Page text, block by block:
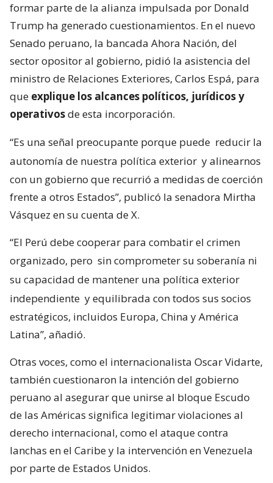
formar parte de la alianza impulsada por Donald
Trump ha generado cuestionamientos. En el nuevo
Senado peruano, la bancada Ahora Nación, del
sector opositor al gobierno, pidió la asistencia del
ministro de Relaciones Exteriores, Carlos Espá, para
que explique los alcances políticos, jurídicos y
operativosde esta incorporación.
“Es una señal preocupante porque puede reducir la
autonomía de nuestra política exterior y alinearnos
con un gobierno que recurrió a medidas de coerción
frente a otros Estados”, publicó la senadora Mirtha
Vásquez en su cuenta de X.
“El Perú debe cooperar para combatir el crimen
organizado, pero sin comprometer su soberanía ni
su capacidad de mantener una política exterior
independiente y equilibrada con todos sus socios
estratégicos, incluidos Europa, China y América
Latina”, añadió.
Otras voces, como el internacionalista Oscar Vidarte,
también cuestionaron la intención del gobierno
peruano al asegurar que unirse al bloque Escudo
de las Américas significa legitimar violaciones al
derecho internacional, como el ataque contra
lanchas en el Caribe y la intervención en Venezuela
por parte de Estados Unidos.